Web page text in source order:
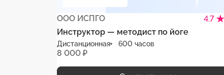
ООО ИСПГО 4.7
Инструктор — методист по йоге
Дистанционная 600 часов
8 000 ₽